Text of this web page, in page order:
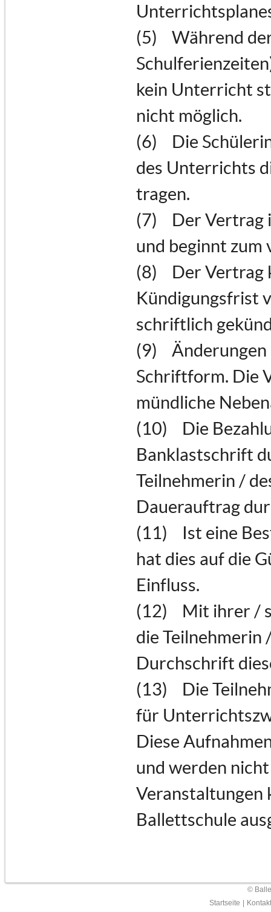
(5) Während der
kein Unterricht
nicht möglich.
(6) Die
des Unterrichts
tragen.
(7) Der Vertrag
und beginnt
(8) Der Vertrag
Kündigungsfrist
schriftlich
(9) Änderungen
Schriftform. Die
mündliche
(10) Die
Banklastschrift
Teilnehmerin /
Dauerauftrag
(11) Ist eine
hat dies auf die
Einfluss.
(12) Mit ihrer /
die Teilnehmerin
Durchschrift
(13) Die
für
Diese
und werden
Veranstaltungen
Ballettschule
©
Startseite
Kontakt